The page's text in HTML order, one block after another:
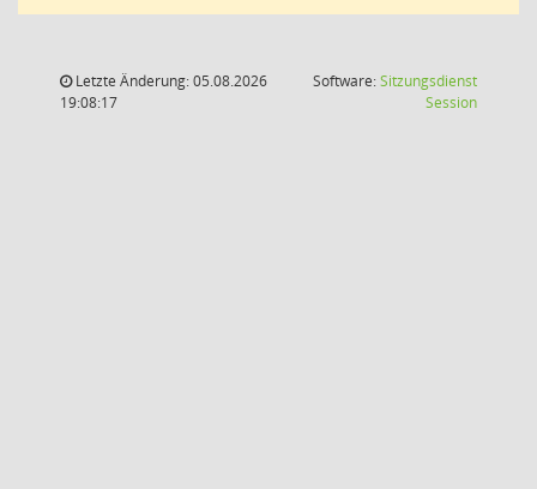
Letzte Änderung: 05.08.2026
19:08:17
Software:Sitzungsdienst
Session(Wird in